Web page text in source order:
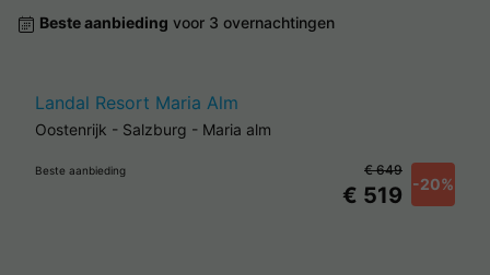
Beste aanbieding voor 3 overnachtingen
Landal Resort Maria Alm
Oostenrijk - Salzburg - Maria alm
Beste aanbieding
€ 519 -20%
€ 649